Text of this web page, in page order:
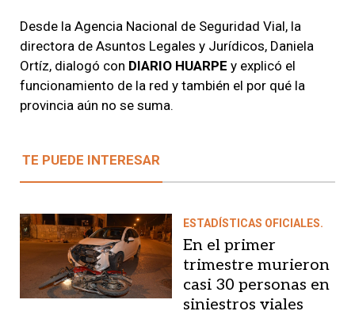
Desde la Agencia Nacional de Seguridad Vial, la
directora de Asuntos Legales y Jurídicos, Daniela
Ortíz, dialogó con DIARIO HUARPE y explicó el
funcionamiento de la red y también el por qué la
provincia aún no se suma.
TE PUEDE INTERESAR
ESTADÍSTICAS OFICIALES.
En el primer
trimestre murieron
casi 30 personas en
siniestros viales